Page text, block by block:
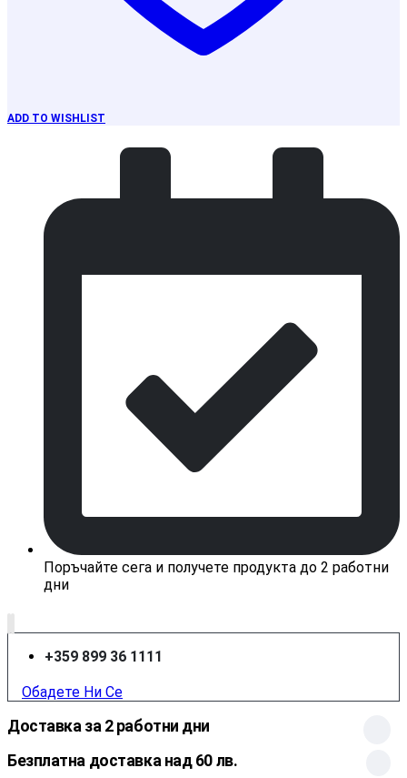
ADD TO WISHLIST
Поръчайте сега и получете продукта до 2 работни
дни
+359 899 36 1111
Обадете Ни Се
Доставка за 2 работни дни
Безплатна доставка над 60 лв.